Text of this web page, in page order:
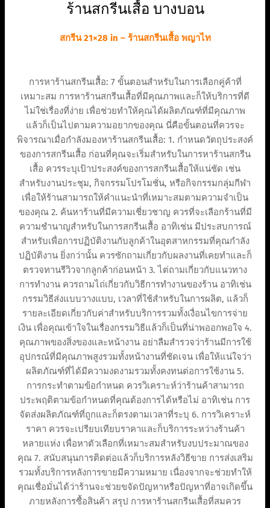
ร้านสกรีนเสื้อ บางบอน
สกรีน 21×28 in – ร้านสกรีนเสื้อ พญาไท
การหาร้านสกรีนเสื้อ: 7 ขั้นตอนสำหรับในการเลือกคู่ค้าที่
เหมาะสม การหาร้านสกรีนเสื้อที่มีคุณภาพและก็ให้บริการที่ดี
ไม่ใช่เรื่องที่ง่าย เพื่อช่วยทำให้คุณได้ผลิตภัณฑ์ที่มีคุณภาพ
แล้วก็เป็นไปตามความอยากของคุณ นี่คือขั้นตอนที่ควรจะ
พิจารณาเมื่อกำลังมองหาร้านสกรีนเสื้อ: 1. กำหนดวัตถุประสงค์
ของการสกรีนเสื้อ ก่อนที่คุณจะเริ่มสำหรับในการหาร้านสกรีน
เสื้อ ควรระบุเป้าประสงค์ของการสกรีนเสื้อให้แน่ชัด เช่น
สำหรับงานประชุม, กิจกรรมโปรโมชั่น, หรือกิจกรรมกลุ่มกีฬา
เพื่อให้ร้านสามารถให้คำแนะนำที่เหมาะสมตามความจำเป็น
ของคุณ 2. ค้นหาร้านที่มีความเชี่ยวชาญ ควรที่จะเลือกร้านที่มี
ความชำนาญสำหรับในการสกรีนเสื้อ อาทิเช่น มีประสบการณ์
สำหรับเพื่อการปฏิบัติงานกับลูกค้าในอุตสาหกรรมที่คุณกำลัง
ปฏิบัติงาน ยิ่งกว่านั้น ควรซักถามเกี่ยวกับผลงานที่เคยทำและก็
ตรวจทานรีวิวจากลูกค้าก่อนหน้า 3. ไต่ถามเกี่ยวกับแนวทาง
การทำงาน ควรถามไถ่เกี่ยวกับวิธีการทำงานของร้าน อาทิเช่น
กรรมวิธีส่งแบบวางแบบ, เวลาที่ใช้สำหรับในการผลิต, แล้วก็
รายละเอียดเกี่ยวกับค่าสำหรับบริการรวมทั้งเงื่อนไขการจ่าย
เงิน เพื่อคุณเข้าใจในเรื่องกรรมวิธีแล้วก็เป็นที่น่าพออกพอใจ 4.
คุณภาพของสิ่งของและหน้างาน อย่าลืมสำรวจว่าร้านมีการใช้
อุปกรณ์ที่มีคุณภาพสูงรวมทั้งหน้างานที่ชัดเจน เพื่อให้แน่ใจว่า
ผลิตภัณฑ์ที่ได้มีความงดงามรวมทั้งคงทนต่อการใช้งาน 5.
การกระทำตามข้อกำหนด ควรวิเคราะห์ว่าร้านค้าสามารถ
ประพฤติตามข้อกำหนดที่คุณต้องการได้หรือไม่ อาทิเช่น การ
จัดส่งผลิตภัณฑ์ที่ถูกและก็ตรงตามเวลาที่ระบุ 6. การวิเคราะห์
ราคา ควรจะเปรียบเทียบราคาและก็บริการระหว่างร้านค้า
หลายแห่ง เพื่อหาตัวเลือกที่เหมาะสมสำหรับงบประมาณของ
คุณ 7. สนับสนุนการติดต่อแล้วก็บริการหลังวิธีขาย การส่งเสริม
รวมทั้งบริการหลังการขายมีความหมาย เนื่องจากจะช่วยทำให้
คุณเชื่อมั่นได้ว่าร้านจะช่วยขจัดปัญหาหรือปัญหาที่อาจเกิดขึ้น
ภายหลังการซื้อสินค้า สรุป การหาร้านสกรีนเสื้อที่สมควร